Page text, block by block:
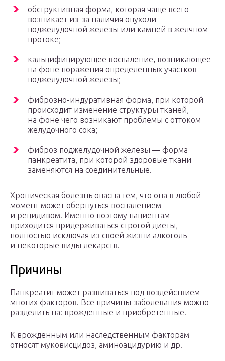
обструктивная форма, которая чаще всего
возникает из-за наличия опухоли
поджелудочной железы или камней в желчном
протоке;
кальцифицирующее воспаление, возникающее
на фоне поражения определенных участков
поджелудочной железы;
фиброзно-индуративная форма, при которой
происходит изменение структуры тканей,
на фоне чего возникают проблемы с оттоком
желудочного сока;
фиброз поджелудочной железы — форма
панкреатита, при которой здоровые ткани
заменяются на соединительные.
Хроническая болезнь опасна тем, что она в любой
момент может обернуться воспалением
и рецидивом. Именно поэтому пациентам
приходится придерживаться строгой диеты,
полностью исключая из своей жизни алкоголь
и некоторые виды лекарств.
Причины
Панкреатит может развиваться под воздействием
многих факторов. Все причины заболевания можно
разделить на: врожденные и приобретенные.
К врожденным или наследственным факторам
относят муковисцидоз, аминоацидурию и др.